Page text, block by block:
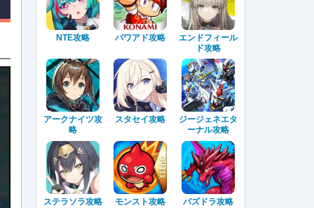
NTE攻略 パワアド攻略
エンドフィール
ド攻略
アークナイツ攻
略
スタセイ攻略
ジージェネエタ
ーナル攻略
ステラソラ攻略 モンスト攻略 パズドラ攻略